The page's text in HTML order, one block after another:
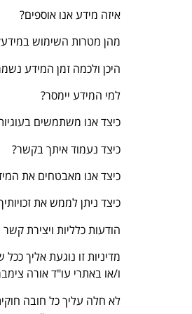
איזה מידע אנו אוספים?
מהן מטרות השימוש
היכן ולכמה זמן המידע
למי המידע יימסר?
כיצד אנו משתמשים
כיצד נעמוד איתך בקשר?
כיצד אנו מאבטחים את
כיצד ניתן לממש את
הודעות כלליות ויצירת קשר
מדיניות זו נוגעת אליך
ו/או באתרי עו"ד אורה
לא חלה עליך כל חובה